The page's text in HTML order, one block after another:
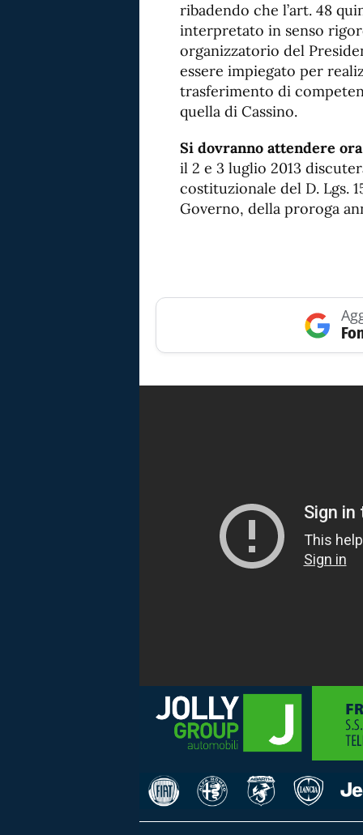
ribadendo che l’art. 48
interpretato in senso
organizzatorio del
essere impiegato per
trasferimento di
quella di Cassino.
Si dovranno attendere
il 2 e 3 luglio 2013
costituzionale del D. Lgs.
Governo, della proroga